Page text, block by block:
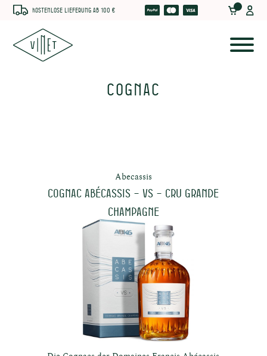
Kostenlose Lieferung ab 100 €
Cognac
Abecassis
Cognac Abécassis – VS – Cru Grande
Champagne